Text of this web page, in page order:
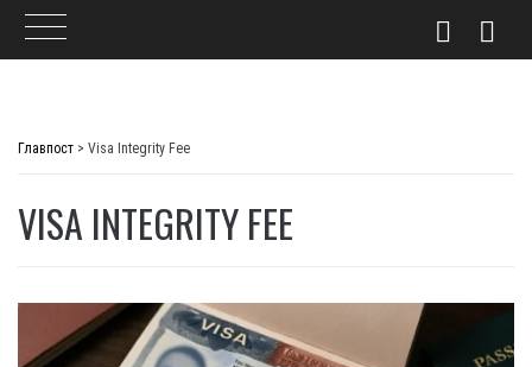
Главпост > Visa Integrity Fee
VISA INTEGRITY FEE